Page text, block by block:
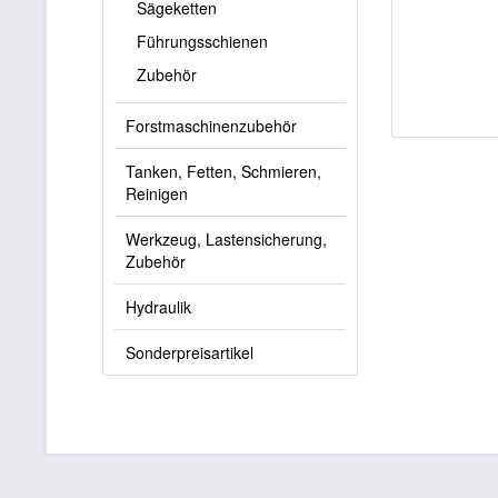
Sägeketten
Führungsschienen
Zubehör
Forstmaschinenzubehör
Tanken, Fetten, Schmieren,
Reinigen
Werkzeug, Lastensicherung,
Zubehör
Hydraulik
Sonderpreisartikel